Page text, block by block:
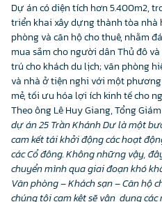
Dự án có diện tích hơn 5.400m2,
triển khai xây dựng thành tòa nhà
phòng và căn hộ cho thuê, nhằm
mua sắm cho người dân Thủ đô
trú cho khách du lịch; văn phòng
và nhà ở tiện nghi với một
mẻ, tối ưu hóa lợi ích kinh tế cho
Theo ông Lê Huy Giang, Tổng
dự án 25 Trần Khánh Dư là một
cam kết tái khởi động các hoạt
các Cổ đông. Không những vậy,
chuyển mình qua giai đoạn khó
Văn phòng – Khách sạn – Căn hộ
chúng tôi cam kêt sẽ vận dụng